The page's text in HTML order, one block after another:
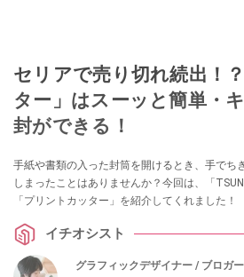
セリアで売り切れ続出！
ター」はスーッと簡単・
封ができる！
手紙や書類の入った封筒を開けるとき、手でち
しまったことはありませんか？今回は、「
「プリントカッター」を紹介してくれました！
イチオシスト
グラフィックデザイナー / ブロガー